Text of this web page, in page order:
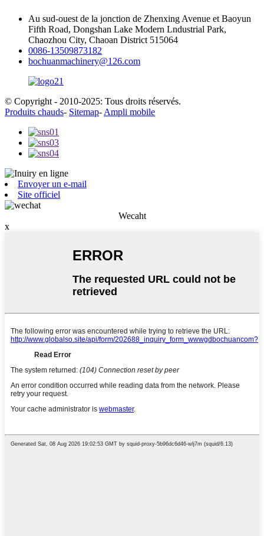
Au sud-ouest de la jonction de Zhenxing Avenue et Baoyun
Fifth Road, Dongshan Lake Modern Lndustrial Park,
Chaozhou City, Chaoan District 515064
0086-13509873182
bochuanmachinery@126.com
© Copyright - 2010-2025: Tous droits réservés.
Produits chauds- Sitemap- Ampli mobile
Envoyer un e-mail
Site officiel
Wecaht
x